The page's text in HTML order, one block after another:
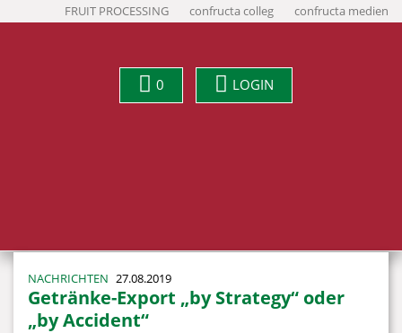
FRUIT PROCESSING confructa colleg confructa medien
0 LOGIN
NACHRICHTEN 27.08.2019
Getränke-Export „by Strategy“ oder
„by Accident“